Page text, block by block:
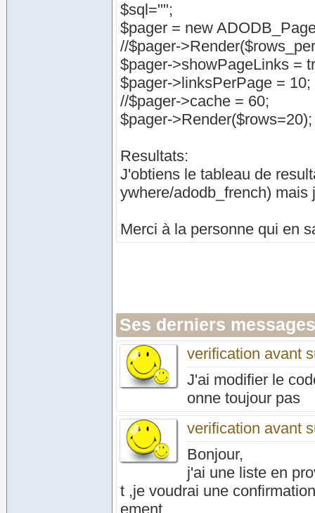
$sql="";
$pager = new
//$pager-
$pager->showPageLinks =
$pager->linksPerPage = 10;
//$pager->cache = 60;
$pager->Render($rows=20);
Resultats:
J'obtiens le tableau de
ywhere/adodb_french)
Merci à la personne qui en
Ses derniers
verification avant
J'ai modifier le
onne toujour pas
verification avant
Bonjour,
j'ai une liste en
t ,je voudrai une
ement.